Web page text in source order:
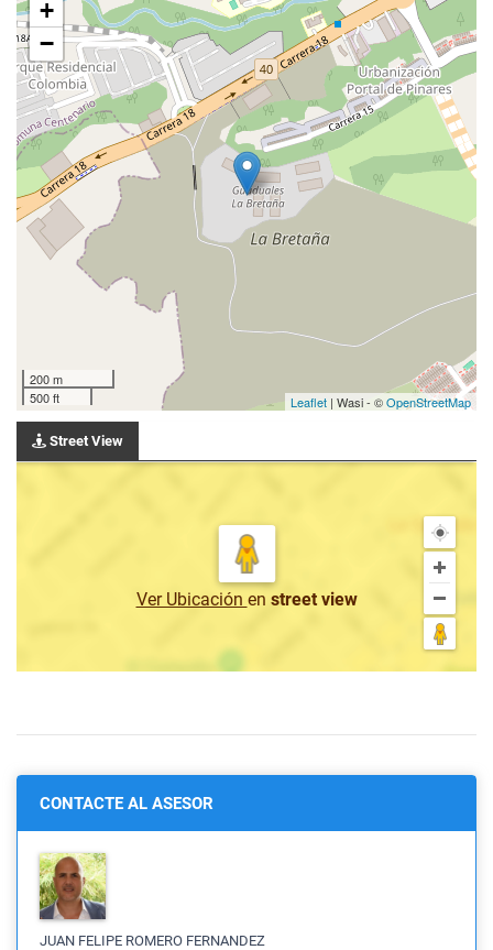
+
−
200 m
500 ft
Leaflet | Wasi - ©OpenStreetMap
Street View
Ver Ubicación en street view
CONTACTE AL ASESOR
JUAN FELIPE ROMERO FERNANDEZ